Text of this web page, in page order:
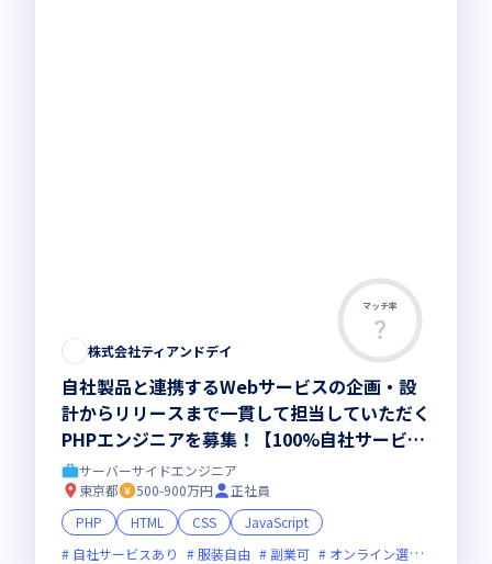
マッチ率
株式会社ティアンドデイ
自社製品と連携するWebサービスの企画・設
計からリリースまで一貫して担当していただく
PHPエンジニアを募集！【100%自社サービ
ス、時差出勤あり、残業ほぼなし、企画から携
わる、副業可(規定あり)、自社内勤務(渋谷)】
サーバーサイドエンジニア
東京都
500-900万円
正社員
PHP
HTML CSS
JavaScript
自社サービスあり
服装自由 副業可 オンライン選考可